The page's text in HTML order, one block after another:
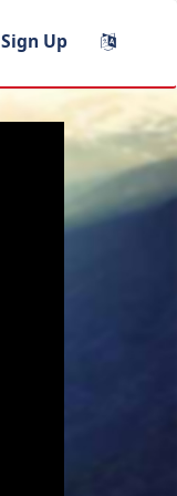
Sign Up